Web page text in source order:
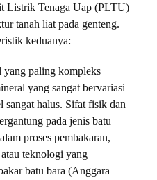
Listrik Tenaga Uap (PLTU)
tanah liat pada genteng.
keduanya:
yang paling kompleks
yang sangat bervariasi
sangat halus. Sifat fisik dan
pada jenis batu
proses pembakaran,
teknologi yang
batu bara (Anggara